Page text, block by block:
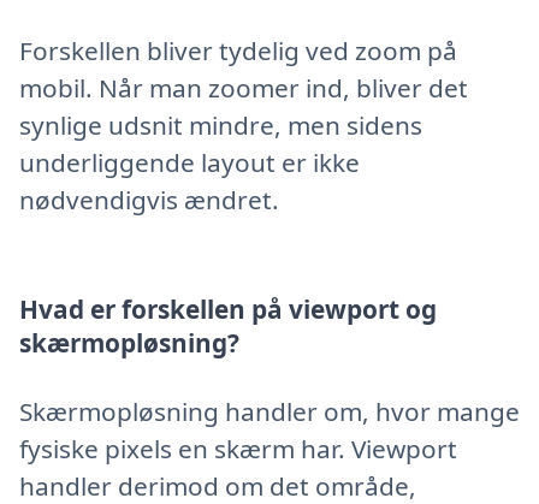
Forskellen bliver tydelig ved zoom på
mobil. Når man zoomer ind, bliver det
synlige udsnit mindre, men sidens
underliggende layout er ikke
nødvendigvis ændret.
Hvad er forskellen på viewport og
skærmopløsning?
Skærmopløsning handler om, hvor mange
fysiske pixels en skærm har. Viewport
handler derimod om det område,